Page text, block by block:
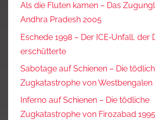
Als die Fluten kamen – Das
Andhra Pradesh 2005
Eschede 1998 – Der ICE‑Unfall, der
erschütterte
Sabotage auf Schienen – Die
Zugkatastrophe von Westbengalen
Inferno auf Schienen – Die tödliche
Zugkatastrophe von Firozabad 1995